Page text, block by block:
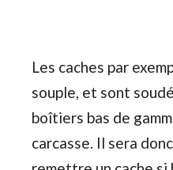
Les caches par
souple, et sont
boîtiers bas de
carcasse. Il sera